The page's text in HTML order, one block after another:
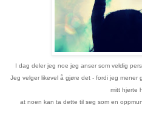
I dag deler jeg noe jeg anser som veldig
Jeg velger likevel å gjøre det - fordi jeg mener
mitt hjerte
at noen kan ta dette til seg som en